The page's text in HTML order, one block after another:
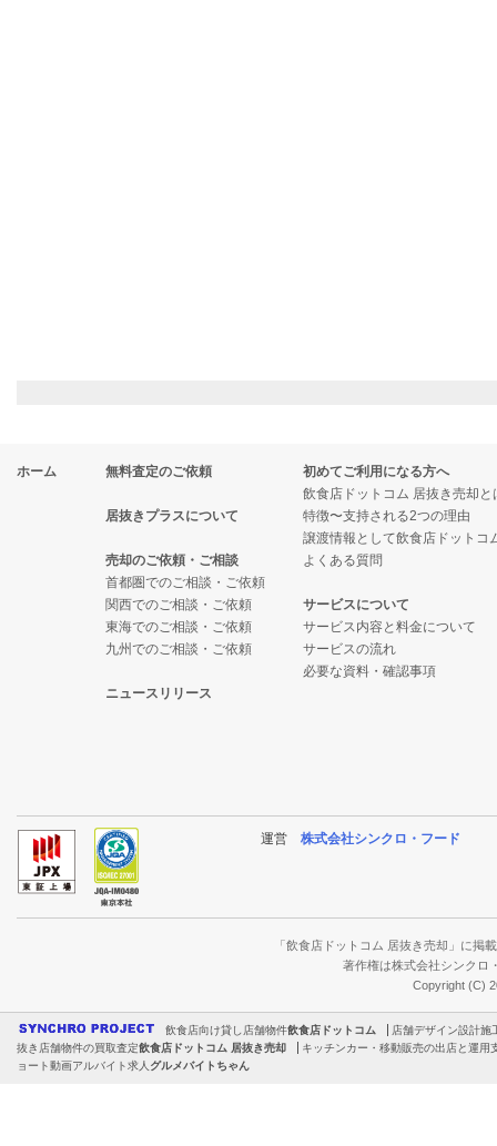
ホーム 無料査定のご依頼
居抜きプラスについて
売却のご依頼・ご相談
首都圏でのご相談・ご依頼
関西でのご相談・ご依頼
東海でのご相談・ご依頼
九州でのご相談・ご依頼
ニュースリリース
初めてご利用になる方へ
飲食店ドットコム 居抜き売却と
特徴〜支持される2つの理由
譲渡情報として飲食店ドットコ
よくある質問
サービスについて
サービス内容と料金について
サービスの流れ
必要な資料・確認事項
運営 株式会社シンクロ・フード
「飲食店ドットコム 居抜き売却」に掲
著作権は株式会社シンクロ
Copyright (C)
飲食店向け貸し店舗物件飲食店ドットコム
店舗デザイン設計施
抜き店舗物件の買取査定飲食店ドットコム 居抜き売却
キッチンカー・移動販売の出店と運用
ョート動画アルバイト求人 グルメバイトちゃん